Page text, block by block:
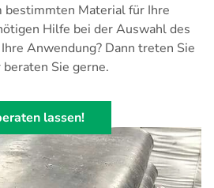
bestimmten Material für Ihre
Hilfe bei der Auswahl des
Anwendung? Dann treten Sie
Sie gerne.
lassen!